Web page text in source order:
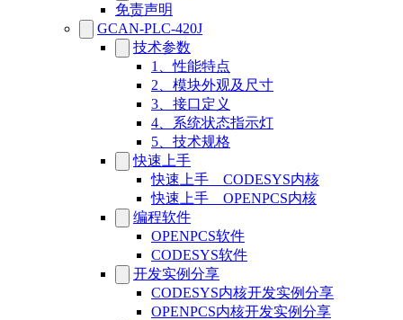
免责声明
GCAN-PLC-420J
技术参数
1、性能特点
2、模块外观及尺寸
3、接口定义
4、系统状态指示灯
5、技术规格
快速上手
快速上手__CODESYS内核
快速上手__OPENPCS内核
编程软件
OPENPCS软件
CODESYS软件
开发实例分享
CODESYS内核开发实例分享
OPENPCS内核开发实例分享